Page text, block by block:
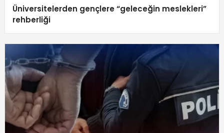
Üniversitelerden gençlere “geleceğin meslekleri”
rehberliği